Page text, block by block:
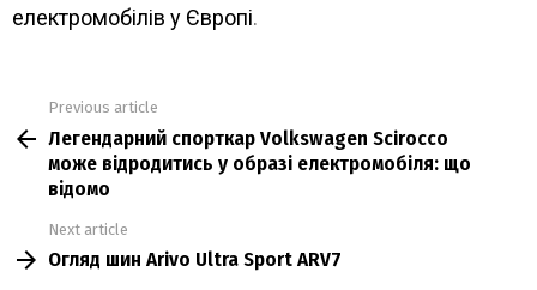
електромобілів у Європі.
more
Previous article
Легендарний спорткар Volkswagen Scirocco
може відродитись у образі електромобіля: що
відомо
Next article
Огляд шин Arivo Ultra Sport ARV7